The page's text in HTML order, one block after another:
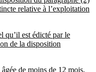
relative à l’exploitation
qu’il est édicté par le
de la disposition
de moins de 12 mois,